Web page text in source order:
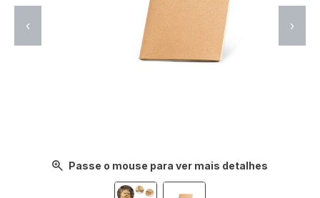
Passe o mouse para ver mais detalhes
‹ ›